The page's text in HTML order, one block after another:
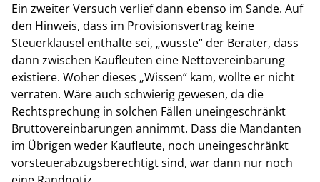
Ein zweiter Versuch verlief dann ebenso im Sande. Auf
den Hinweis, dass im Provisionsvertrag keine
Steuerklausel enthalte sei, „wusste“ der Berater, dass
dann zwischen Kaufleuten eine Nettovereinbarung
existiere. Woher dieses „Wissen“ kam, wollte er nicht
verraten. Wäre auch schwierig gewesen, da die
Rechtsprechung in solchen Fällen uneingeschränkt
Bruttovereinbarungen annimmt. Dass die Mandanten
im Übrigen weder Kaufleute, noch uneingeschränkt
vorsteuerabzugsberechtigt sind, war dann nur noch